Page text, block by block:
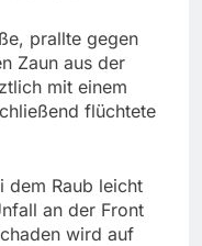
prallte gegen
Zaun aus der
mit einem
flüchtete
dem Raub leicht
an der Front
wird auf